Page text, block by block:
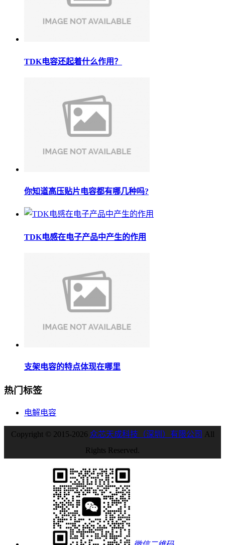
TDK电容还起着什么作用？
你知道高压贴片电容都有哪几种吗?
TDK电感在电子产品中产生的作用
支架电容的特点体现在哪里
热门标签
电解电容
Copyright © 2015-2026 众芯天成科技（深圳）有限公司 All
Rights Reserved.